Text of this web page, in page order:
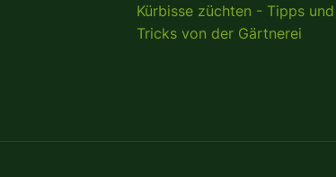
Kürbisse züchten - Tipps und
Tricks von der Gärtnerei